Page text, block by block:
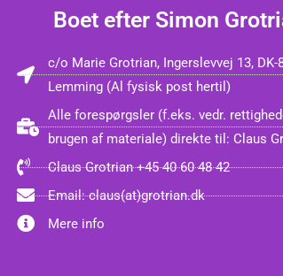
Boet efter Simon
c/o Marie Grotrian, Ingerslevvej 13, DK-
Lemming (Al fysisk post hertil)
Alle forespørgsler (f.eks. vedr.
brugen af materiale) direkte til: Claus
Claus Grotrian +45 40 60 48 42
Email: claus(at)grotrian.dk
Mere info